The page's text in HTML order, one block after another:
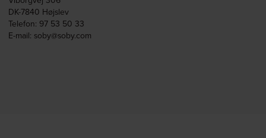
DK-7840 Højslev
Telefon: 97 53 50 33
E-mail: soby@soby.com